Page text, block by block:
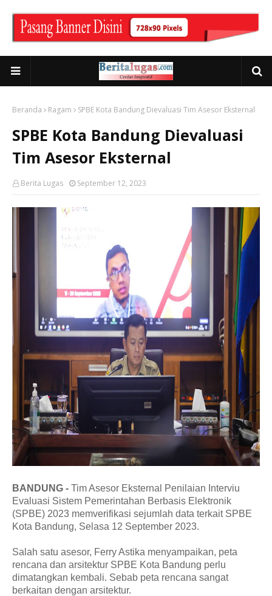
Beranda Ragam SPBE Kota Bandung Dievaluasi Tim Asesor Eksternal
SPBE Kota Bandung Dievaluasi
Tim Asesor Eksternal
Berita Lugas September 12, 2023
BANDUNG - Tim Asesor Eksternal Penilaian Interviu
Evaluasi Sistem Pemerintahan Berbasis Elektronik
(SPBE) 2023 memverifikasi sejumlah data terkait SPBE
Kota Bandung, Selasa 12 September 2023.
Salah satu asesor, Ferry Astika menyampaikan, peta
rencana dan arsitektur SPBE Kota Bandung perlu
dimatangkan kembali. Sebab peta rencana sangat
berkaitan dengan arsitektur.